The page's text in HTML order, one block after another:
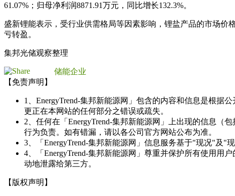
61.07%；归母净利润8871.91万元，同比增长132.3%。
盛新锂能表示，受行业供需格局等因素影响，锂盐产品的市场
亏转盈。
集邦光储观察整理
储能企业
【免责声明】
1、EnergyTrend-集邦新能源网」包含的内容和信息是根据
更正在本网站的任何部分之错误或疏失。
2、任何在「EnergyTrend-集邦新能源网」上出现的信息（
行为负责。如有错漏，请以各公司官方网站公布为准。
3、「EnergyTrend-集邦新能源网」信息服务基于"现况"及"
4、「EnergyTrend-集邦新能源网」尊重并保护所有使用用
动地泄露给第三方。
【版权声明】